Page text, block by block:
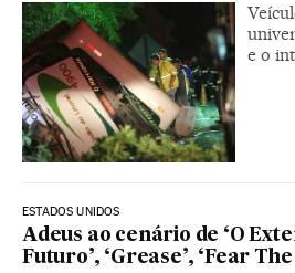
e o
ESTADOS UNIDOS
Adeus ao cenário de ‘O
Futuro’, ‘Grease’, ‘Fear